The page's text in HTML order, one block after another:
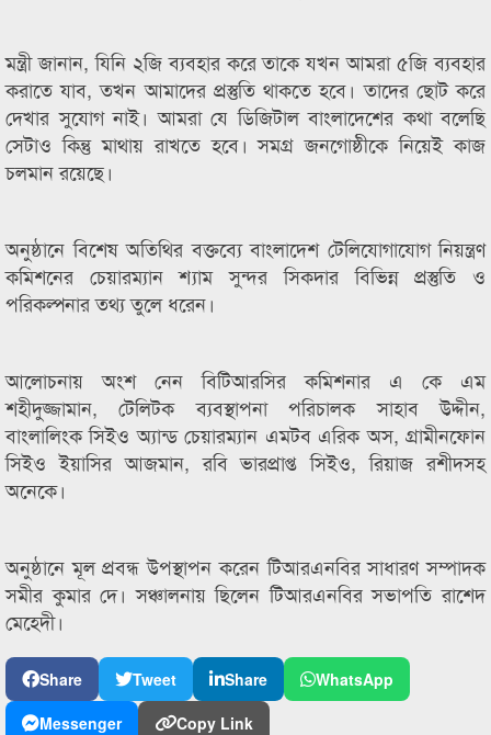
মন্ত্রী জানান, যিনি ২জি ব্যবহার করে তাকে যখন আমরা ৫জি ব্যবহার
করাতে যাব, তখন আমাদের প্রস্তুতি থাকতে হবে। তাদের ছোট করে
দেখার সুযোগ নাই। আমরা যে ডিজিটাল বাংলাদেশের কথা বলেছি
সেটাও কিন্তু মাথায় রাখতে হবে। সমগ্র জনগোষ্ঠীকে নিয়েই কাজ
চলমান রয়েছে।
অনুষ্ঠানে বিশেষ অতিথির বক্তব্যে বাংলাদেশ টেলিযোগাযোগ নিয়ন্ত্রণ
কমিশনের চেয়ারম্যান শ্যাম সুন্দর সিকদার বিভিন্ন প্রস্তুতি ও
পরিকল্পনার তথ্য তুলে ধরেন।
আলোচনায় অংশ নেন বিটিআরসির কমিশনার এ কে এম
শহীদুজ্জামান, টেলিটক ব্যবস্থাপনা পরিচালক সাহাব উদ্দীন,
বাংলালিংক সিইও অ্যান্ড চেয়ারম্যান এমটব এরিক অস, গ্রামীনফোন
সিইও ইয়াসির আজমান, রবি ভারপ্রাপ্ত সিইও, রিয়াজ রশীদসহ
অনেকে।
অনুষ্ঠানে মূল প্রবন্ধ উপস্থাপন করেন টিআরএনবির সাধারণ সম্পাদক
সমীর কুমার দে। সঞ্চালনায় ছিলেন টিআরএনবির সভাপতি রাশেদ
মেহেদী।
Share Tweet Share
WhatsApp
Messenger
Copy Link